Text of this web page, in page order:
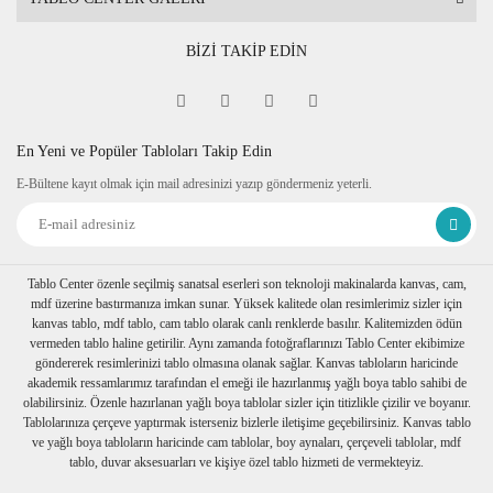
BİZİ TAKİP EDİN
En Yeni ve Popüler Tabloları Takip Edin
E-Bültene kayıt olmak için mail adresinizi yazıp göndermeniz yeterli.
Tablo Center özenle seçilmiş sanatsal eserleri son teknoloji makinalarda kanvas, cam,
mdf üzerine bastırmanıza imkan sunar. Yüksek kalitede olan resimlerimiz sizler için
kanvas tablo, mdf tablo, cam tablo olarak canlı renklerde basılır. Kalitemizden ödün
vermeden tablo haline getirilir. Aynı zamanda fotoğraflarınızı Tablo Center ekibimize
göndererek resimlerinizi tablo olmasına olanak sağlar. Kanvas tabloların haricinde
akademik ressamlarımız tarafından el emeği ile hazırlanmış yağlı boya tablo sahibi de
olabilirsiniz. Özenle hazırlanan yağlı boya tablolar sizler için titizlikle çizilir ve boyanır.
Tablolarınıza çerçeve yaptırmak isterseniz bizlerle iletişime geçebilirsiniz. Kanvas tablo
ve yağlı boya tabloların haricinde cam tablolar, boy aynaları, çerçeveli tablolar, mdf
tablo, duvar aksesuarları ve kişiye özel tablo hizmeti de vermekteyiz.